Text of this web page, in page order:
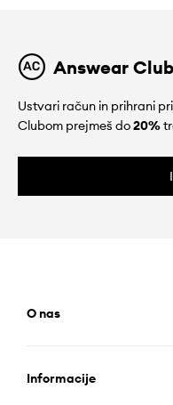
Answear Club
Ustvari račun in prihrani
Clubom prejmeš do20%
O nas
Informacije